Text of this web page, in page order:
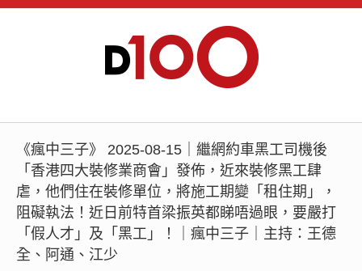
《瘋中三子》 2025-08-15｜繼網約車黑工司機後
「香港四大裝修業商會」發佈，近來裝修黑工肆
虐，他們住在裝修單位，將施工期變「租住期」，
阻礙執法！近日前特首梁振英都睇唔過眼，要嚴打
「假人才」及「黑工」！｜瘋中三子｜主持：王德
全、阿通、江少